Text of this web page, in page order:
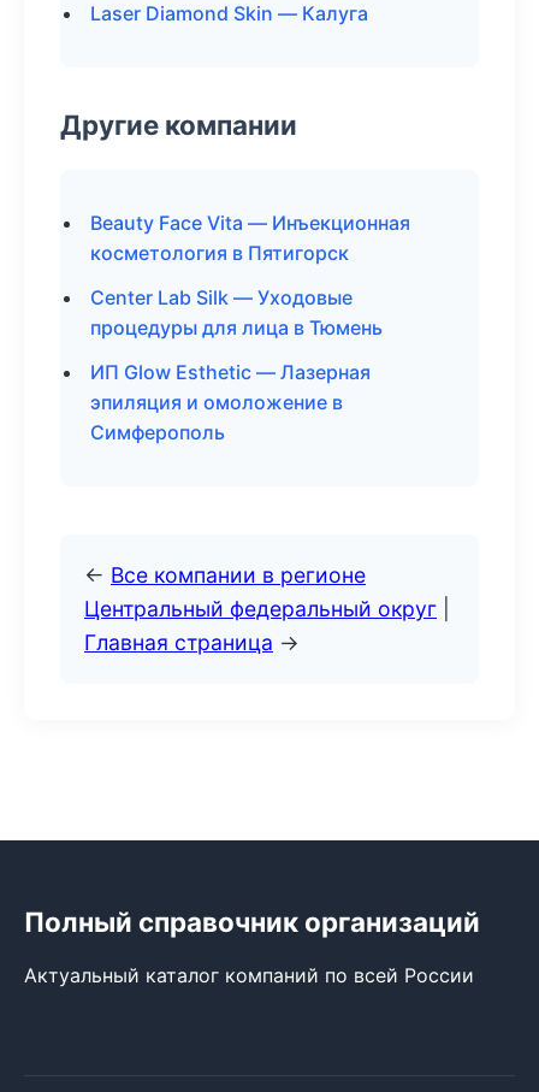
Laser Diamond Skin — Калуга
Другие компании
Beauty Face Vita — Инъекционная
косметология в Пятигорск
Center Lab Silk — Уходовые
процедуры для лица в Тюмень
ИП Glow Esthetic — Лазерная
эпиляция и омоложение в
Симферополь
← Все компании в регионе
Центральный федеральный округ
Главная страница →
Полный справочник организаций
Актуальный каталог компаний по всей России